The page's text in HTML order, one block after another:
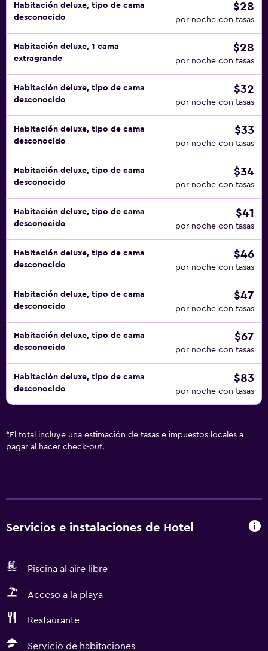
Habitación deluxe, tipo de cama
desconocido
$28
por noche con tasas
Habitación deluxe, 1 cama
extragrande
$28
por noche con tasas
Habitación deluxe, tipo de cama
desconocido
$32
por noche con tasas
Habitación deluxe, tipo de cama
desconocido
$33
por noche con tasas
Habitación deluxe, tipo de cama
desconocido
$34
por noche con tasas
Habitación deluxe, tipo de cama
desconocido
$41
por noche con tasas
Habitación deluxe, tipo de cama
desconocido
$46
por noche con tasas
Habitación deluxe, tipo de cama
desconocido
$47
por noche con tasas
Habitación deluxe, tipo de cama
desconocido
$67
por noche con tasas
Habitación deluxe, tipo de cama
desconocido
$83
por noche con tasas
* El total incluye una estimación de tasas e impuestos locales a
pagar al hacer check-out.
Servicios e instalaciones de Hotel
Piscina al aire libre
Acceso a la playa
Restaurante
Servicio de habitaciones